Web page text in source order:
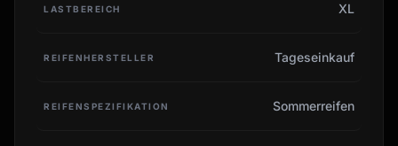
LASTBEREICH XL
REIFENHERSTELLER Tageseinkauf
REIFENSPEZIFIKATION Sommerreifen